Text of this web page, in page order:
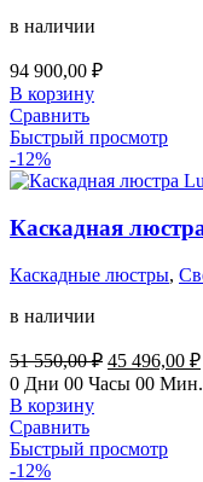
в наличии
94 900,00 ₽
В корзину
Сравнить
Быстрый просмотр
-12%
Каскадная
Каскадные люстры,
в наличии
51 550,00₽
цена
550,00 ₽.
45 496,00 ₽
0 Дни 00 Часы 00 Мин.
В корзину
Сравнить
Быстрый просмотр
-12%